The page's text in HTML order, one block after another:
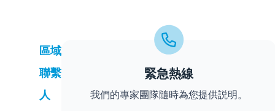
區域
聯繫
人
緊急熱線
我們的專家團隊隨時為您提供説明。